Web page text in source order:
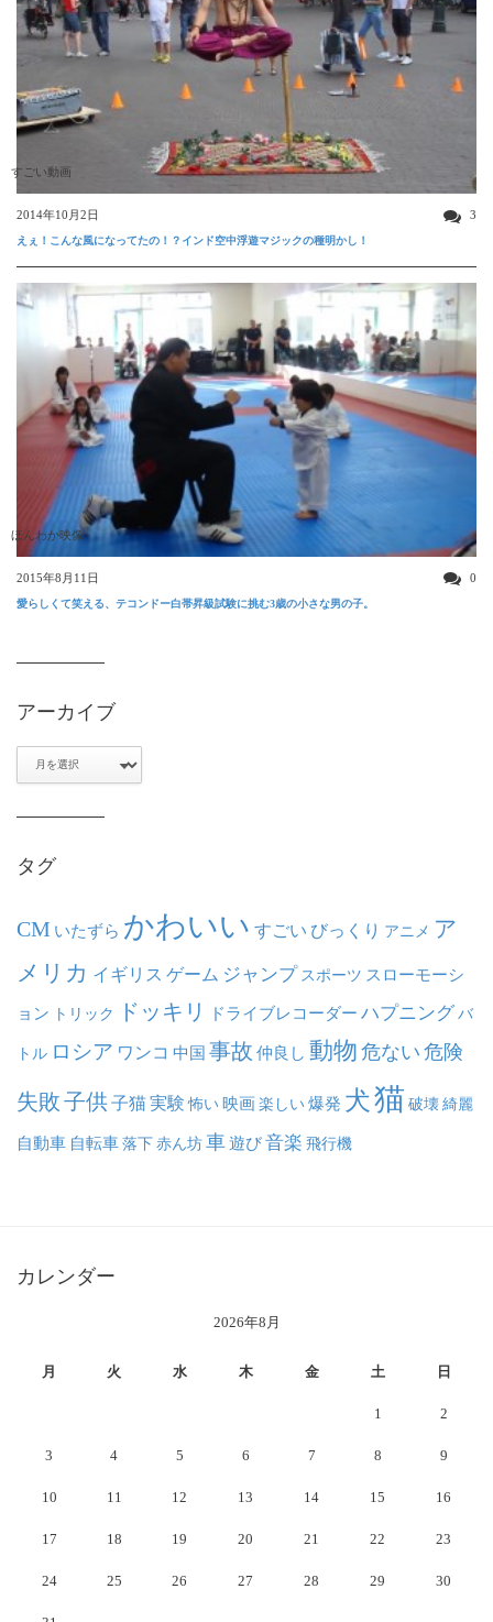
すごい動画
2014年10月2日 3
えぇ！こんな風になってたの！？インド空中浮遊マジックの種明かし！
ほんわか映像
2015年8月11日 0
愛らしくて笑える、テコンドー白帯昇級試験に挑む3歳の小さな男の子。
アーカイブ
タグ
CM いたずら かわいい すごい びっくり アニメ ア
メリカ イギリス ゲーム ジャンプ スポーツ スローモーシ
ョン トリック ドッキリ ドライブレコーダー ハプニング バ
トル ロシア ワンコ 中国 事故 仲良し 動物 危ない 危険
失敗子供子猫実験 怖い映画楽しい爆発 犬猫 破壊綺麗
自動車 自転車落下赤ん坊車遊び音楽 飛行機
カレンダー
2026年8月
月 火 水 木 金 土 日
1 2
3 4 5 6 7 8 9
10 11 12 13 14 15 16
17 18 19 20 21 22 23
24 25 26 27 28 29 30